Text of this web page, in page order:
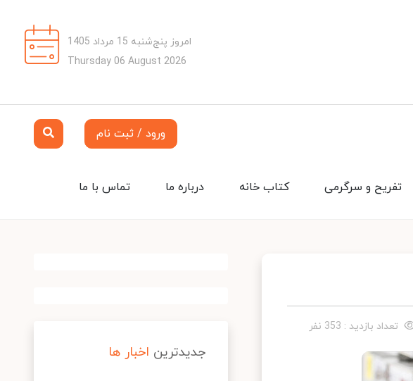
امروز پنج‌شنبه 15 مرداد 1405
Thursday 06 August 2026
ورود / ثبت نام
تماس با ما درباره ما کتاب خانه تفریح و سرگرمی
تعداد بازدید : 353 نفر
جدیدترین اخبار ها